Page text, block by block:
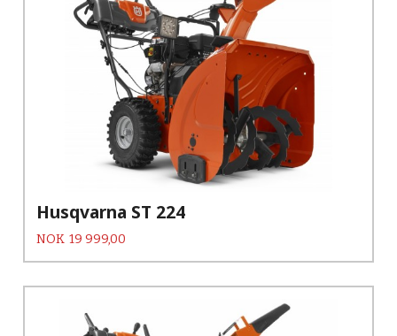
Husqvarna ST 224
Pris
NOK 19 999,00